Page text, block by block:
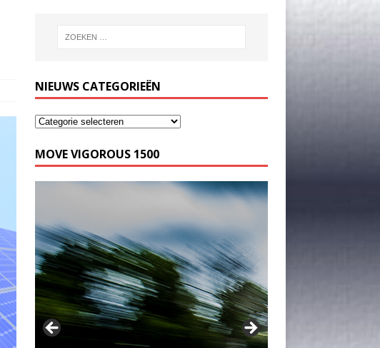
NIEUWS CATEGORIEËN
MOVE VIGOROUS 1500